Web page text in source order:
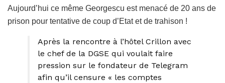
Aujourd’hui ce même Georgescu est menacé de 20 ans de
prison pour tentative de coup d’Etat et de trahison !
Après la rencontre à l’hôtel Crillon avec
le chef de la DGSE qui voulait faire
pression sur le fondateur de Telegram
afin qu’il censure « les comptes